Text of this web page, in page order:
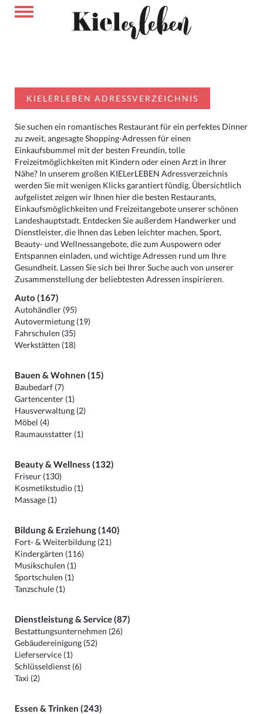
KIELERLEBEN ADRESSVERZEICHNIS
Sie suchen ein romantisches Restaurant für ein perfektes Dinner
zu zweit, angesagte Shopping-Adressen für einen
Einkaufsbummel mit der besten Freundin, tolle
Freizeitmöglichkeiten mit Kindern oder einen Arzt in Ihrer
Nähe? In unserem großen KIELerLEBEN Adressverzeichnis
werden Sie mit wenigen Klicks garantiert fündig. Übersichtlich
aufgelistet zeigen wir Ihnen hier die besten Restaurants,
Einkaufsmöglichkeiten und Freizeitangebote unserer schönen
Landeshauptstadt. Entdecken Sie außerdem Handwerker und
Dienstleister, die Ihnen das Leben leichter machen, Sport,
Beauty- und Wellnessangebote, die zum Auspowern oder
Entspannen einladen, und wichtige Adressen rund um Ihre
Gesundheit. Lassen Sie sich bei Ihrer Suche auch von unserer
Zusammenstellung der beliebtesten Adressen inspirieren.
Auto (167)
Autohändler (95)
Autovermietung (19)
Fahrschulen (35)
Werkstätten (18)
Bauen & Wohnen (15)
Baubedarf (7)
Gartencenter (1)
Hausverwaltung (2)
Möbel (4)
Raumausstatter (1)
Beauty & Wellness (132)
Friseur (130)
Kosmetikstudio (1)
Massage (1)
Bildung & Erziehung (140)
Fort- & Weiterbildung (21)
Kindergärten (116)
Musikschulen (1)
Sportschulen (1)
Tanzschule (1)
Dienstleistung & Service (87)
Bestattungsunternehmen (26)
Gebäudereinigung (52)
Lieferservice (1)
Schlüsseldienst (6)
Taxi (2)
Essen & Trinken (243)